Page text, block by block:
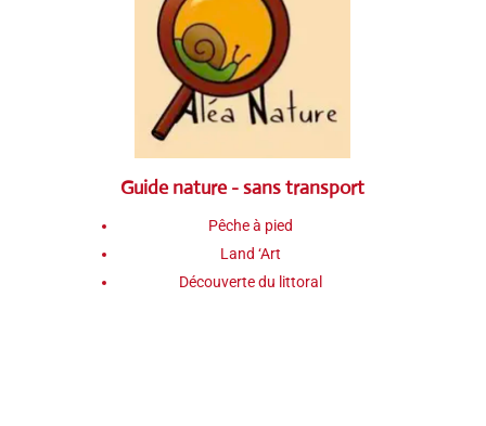
Guide nature - sans transport
Pêche à pied
Land ‘Art
Découverte du littoral